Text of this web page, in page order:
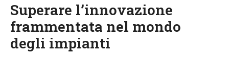
Superare l’innovazione
frammentata nel mondo
degli impianti